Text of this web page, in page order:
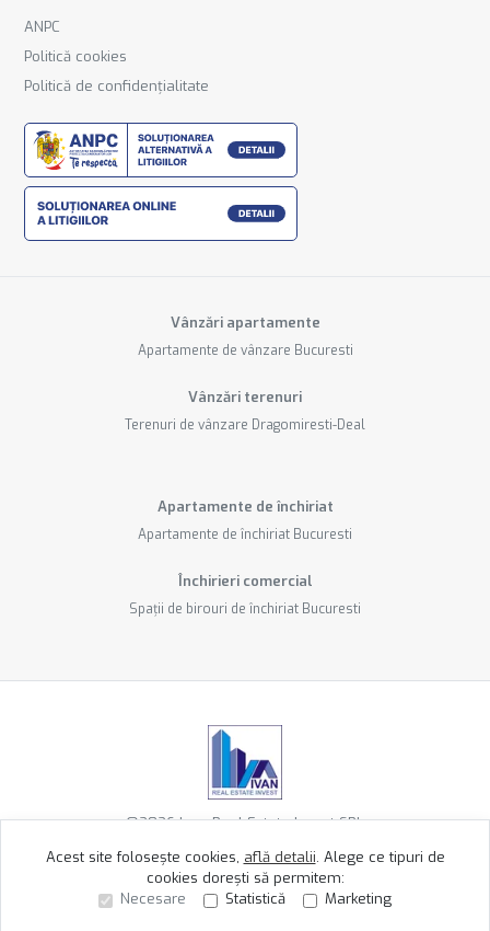
ANPC
Politică cookies
Politică de confidențialitate
Vânzări apartamente
Apartamente de vânzare Bucuresti
Vânzări terenuri
Terenuri de vânzare Dragomiresti-Deal
Apartamente de închiriat
Apartamente de închiriat Bucuresti
Închirieri comercial
Spații de birouri de închiriat Bucuresti
©2026Ivan Real Estate Invest SRL
Site creat în
Acest site folosește cookies, află detalii. Alege ce tipuri de
cookies dorești să permitem:
Necesare
Statistică Marketing